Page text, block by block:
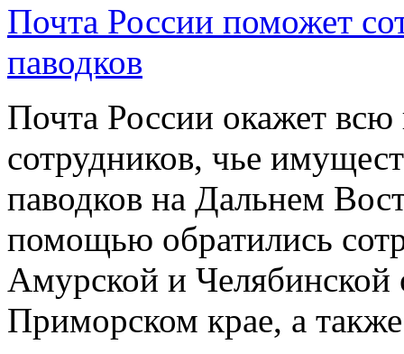
Почта России поможет
паводков
Почта России окажет
сотрудников, чье
паводков на Дальнем
помощью обратились
Амурской и Челябинской
Приморском крае, а